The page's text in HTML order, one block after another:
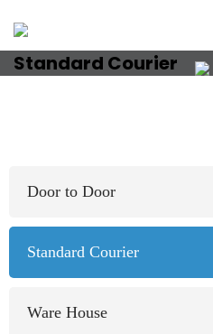
Standard Courier
Door to Door
Standard Courier
Ware House